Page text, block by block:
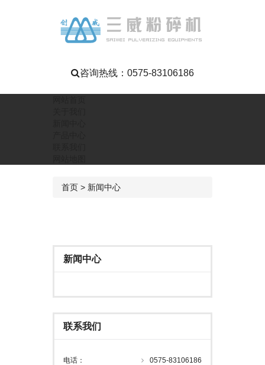
咨询热线： 0575-83106186
首页 > 新闻中心
新闻中心
联系我们
电话： 0575-83106186